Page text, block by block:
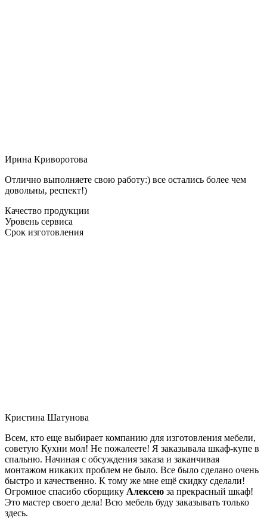
Ирина Криворотова
Отлично выполняете свою работу:) все остались более чем
довольны, респект!)
Качество продукции
Уровень сервиса
Срок изготовления
Кристина Шатунова
Всем, кто еще выбирает компанию для изготовления мебели,
советую Кухни мол! Не пожалеете! Я заказывала шкаф-купе в
спальню. Начиная с обсуждения заказа и заканчивая
монтажом никаких проблем не было. Все было сделано очень
быстро и качественно. К тому же мне ещё скидку сделали!
Огромное спасибо сборщику Алексею за прекрасный шкаф!
Это мастер своего дела! Всю мебель буду заказывать только
здесь.